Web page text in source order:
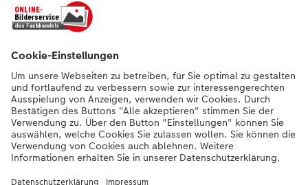
Nachhaltigkeit bei CEWE
Mein Fotoservice
Informationen
Sortiment